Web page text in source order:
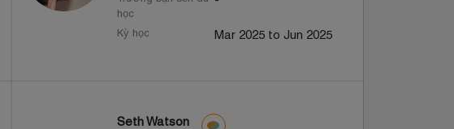
học
Kỳ học Mar 2025 to Jun 2025
Seth Watson